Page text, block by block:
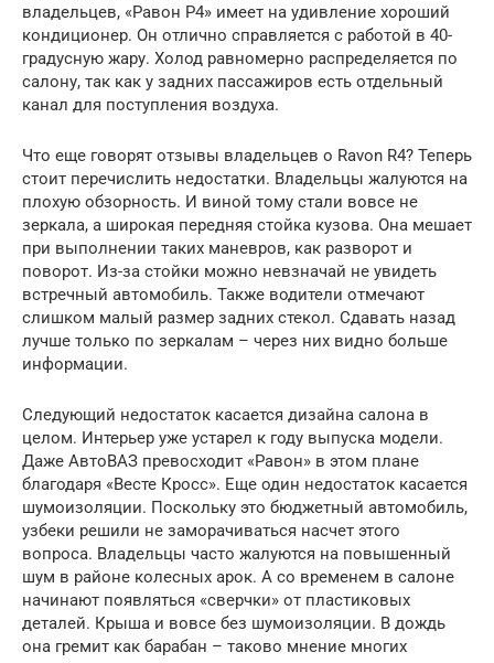
владельцев, «Равон Р4» имеет на удивление хороший
кондиционер. Он отлично справляется с работой в 40-
градусную жару. Холод равномерно распределяется по
салону, так как у задних пассажиров есть отдельный
канал для поступления воздуха.
Что еще говорят отзывы владельцев о Ravon R4? Теперь
стоит перечислить недостатки. Владельцы жалуются на
плохую обзорность. И виной тому стали вовсе не
зеркала, а широкая передняя стойка кузова. Она мешает
при выполнении таких маневров, как разворот и
поворот. Из-за стойки можно невзначай не увидеть
встречный автомобиль. Также водители отмечают
слишком малый размер задних стекол. Сдавать назад
лучше только по зеркалам – через них видно больше
информации.
Следующий недостаток касается дизайна салона в
целом. Интерьер уже устарел к году выпуска модели.
Даже АвтоВАЗ превосходит «Равон» в этом плане
благодаря «Весте Кросс». Еще один недостаток касается
шумоизоляции. Поскольку это бюджетный автомобиль,
узбеки решили не заморачиваться насчет этого
вопроса. Владельцы часто жалуются на повышенный
шум в районе колесных арок. А со временем в салоне
начинают появляться «сверчки» от пластиковых
деталей. Крыша и вовсе без шумоизоляции. В дождь
она гремит как барабан – таково мнение многих